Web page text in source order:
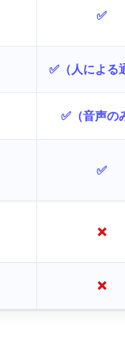
✅
✅（人による
✅（音声の
✅
❌
❌